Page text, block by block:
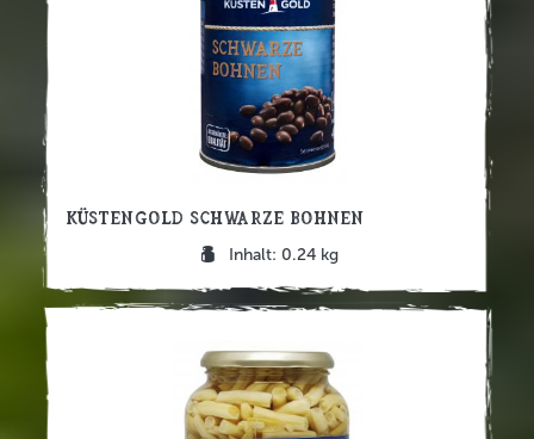
Küstengold Schwarze Bohnen
Inhalt: 0.24 kg